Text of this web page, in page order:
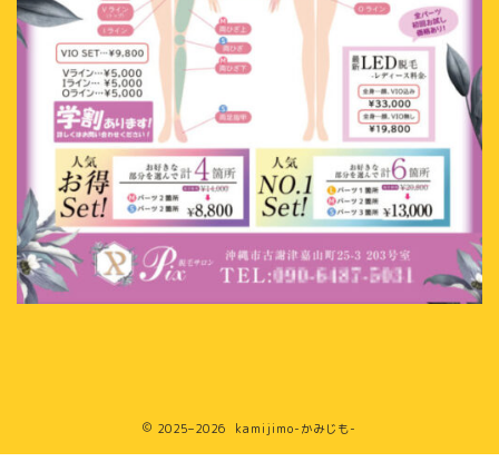
2025–2026 kamijimo-かみじも-